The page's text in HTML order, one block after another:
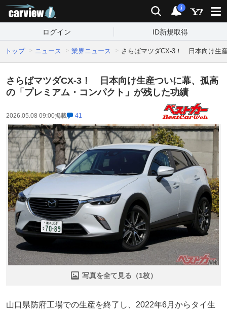
検索 通知
i
ログイン ID新規取得
トップ ニュース 業界ニュース さらばマツダCX-3！ 日本向け生
さらばマツダCX-3！ 日本向け生産ついに幕、孤高
の「プレミアム・コンパクト」が残した功績
2026.05.08 09:00掲載 41
写真を全て見る（1枚）
山口県防府工場での生産を終了し、2022年6月からタイ生